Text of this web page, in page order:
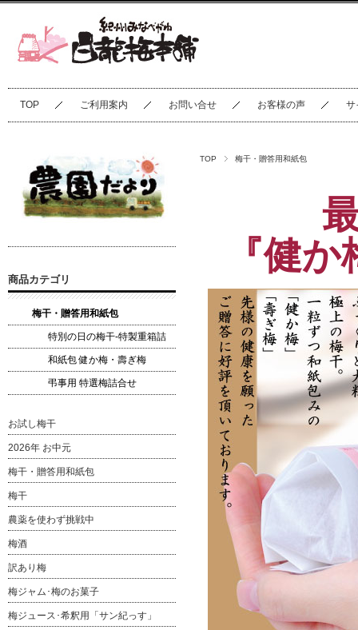
TOP ご利用案内 お問い合せ お客様の声 サ
TOP 梅干・贈答用和紙包
『健
商品カテゴリ
梅干・贈答用和紙包
特別の日の梅干-特製重箱詰
和紙包 健か梅・壽ぎ梅
弔事用 特選梅詰合せ
お試し梅干
2026年 お中元
梅干・贈答用和紙包
梅干
農薬を使わず挑戦中
梅酒
訳あり梅
梅ジャム･梅のお菓子
梅ジュース･希釈用「サン紀っす」